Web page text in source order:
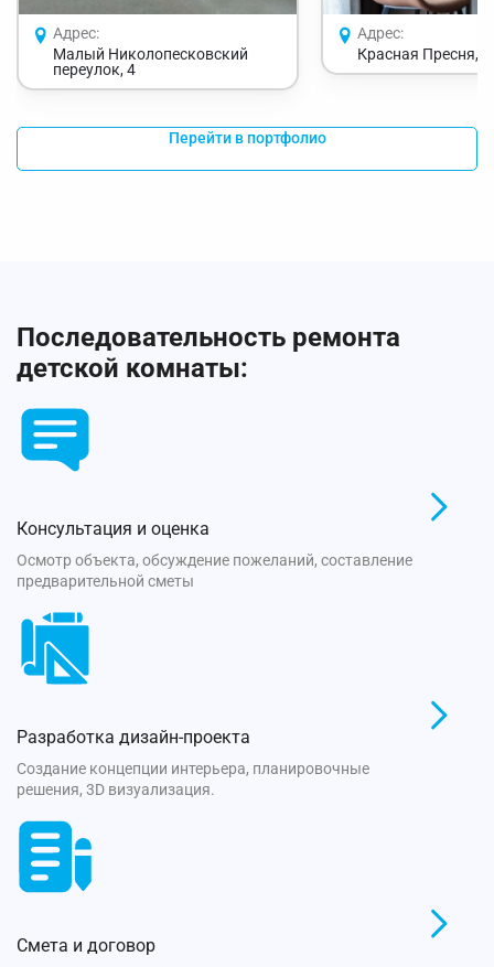
Адрес:
Малый Николопесковский
переулок, 4
Адрес:
Красная Пресня,
Перейти в портфолио
Последовательность ремонта
детской комнаты:
Консультация и оценка
Осмотр объекта, обсуждение пожеланий, составление
предварительной сметы
Разработка дизайн-проекта
Создание концепции интерьера, планировочные
решения, 3D визуализация.
Смета и договор